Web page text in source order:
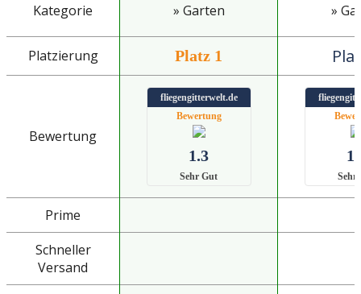
Kategorie » Garten »
Platzierung Platz 1
Bewertung
fliegengitterwelt.de
Bewertung
1.3
Sehr Gut Sehr
Prime
Schneller
Versand